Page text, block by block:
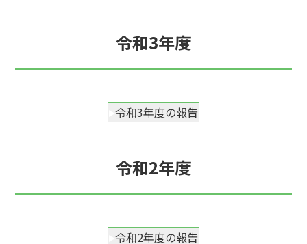
令和3年度
令和3年度の報告
令和2年度
令和2年度の報告